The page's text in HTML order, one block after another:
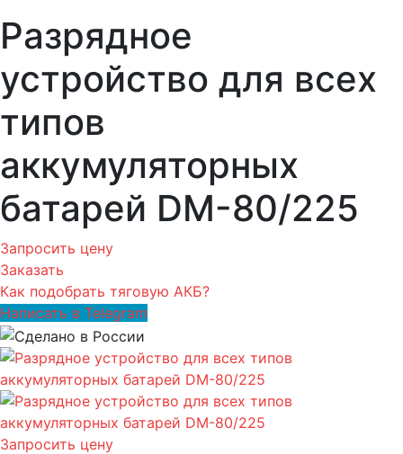
Разрядное
устройство для всех
типов
аккумуляторных
батарей DM-80/225
Запросить цену
Заказать
Как подобрать тяговую АКБ?
Написать в Telegram
Запросить цену